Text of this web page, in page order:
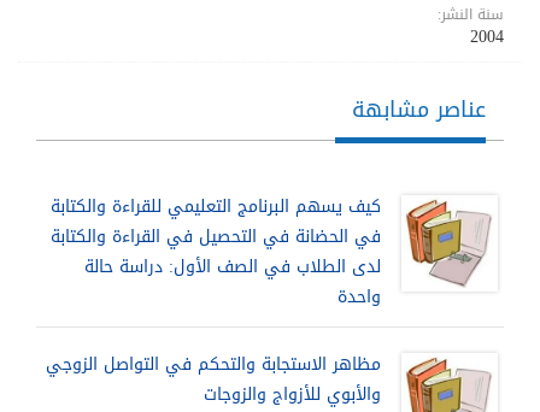
سنة النشر:
2004
عناصر مشابهة
كيف يسهم البرنامج التعليمي للقراءة والكتابة
في الحضانة في التحصيل في القراءة والكتابة
لدى الطلاب في الصف الأول: دراسة حالة
واحدة
مظاهر الاستجابة والتحكم في التواصل الزوجي
والأبوي للأزواج والزوجات